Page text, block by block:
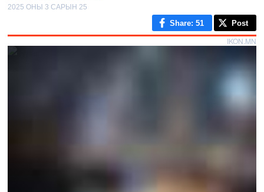
2025 ОНЫ 3 САРЫН 25
Share: 51 Post
IKON.MN